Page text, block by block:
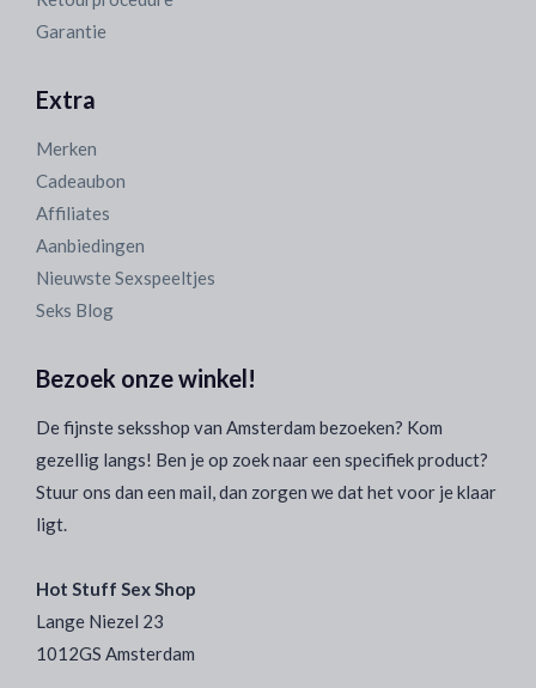
Garantie
Extra
Merken
Cadeaubon
Affiliates
Aanbiedingen
Nieuwste Sexspeeltjes
Seks Blog
Bezoek onze winkel!
De fijnste seksshop van Amsterdam bezoeken? Kom
gezellig langs! Ben je op zoek naar een specifiek product?
Stuur ons dan een mail, dan zorgen we dat het voor je klaar
ligt.
Hot Stuff Sex Shop
Lange Niezel 23
1012GS Amsterdam